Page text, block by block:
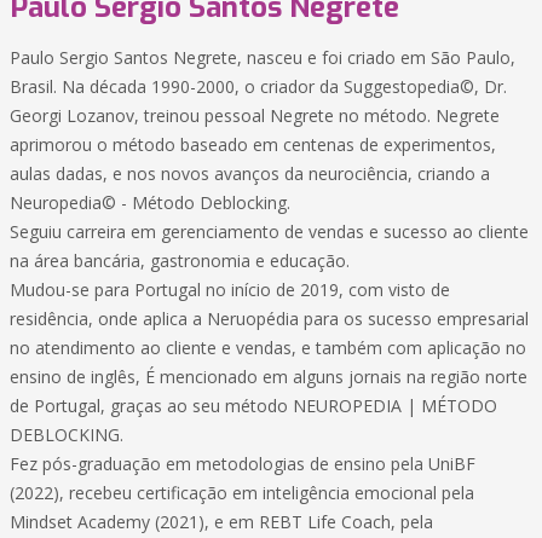
Paulo Sergio Santos Negrete, nasceu e foi criado em São Paulo,
Brasil. Na década 1990-2000, o criador da Suggestopedia©, Dr.
Georgi Lozanov, treinou pessoal Negrete no método. Negrete
aprimorou o método baseado em centenas de experimentos,
aulas dadas, e nos novos avanços da neurociência, criando a
Neuropedia© - Método Deblocking.
Seguiu carreira em gerenciamento de vendas e sucesso ao cliente
na área bancária, gastronomia e educação.
Mudou-se para Portugal no início de 2019, com visto de
residência, onde aplica a Neruopédia para os sucesso empresarial
no atendimento ao cliente e vendas, e também com aplicação no
ensino de inglês, É mencionado em alguns jornais na região norte
de Portugal, graças ao seu método NEUROPEDIA | MÉTODO
DEBLOCKING.
Fez pós-graduação em metodologias de ensino pela UniBF
(2022), recebeu certificação em inteligência emocional pela
Mindset Academy (2021), e em REBT Life Coach, pela